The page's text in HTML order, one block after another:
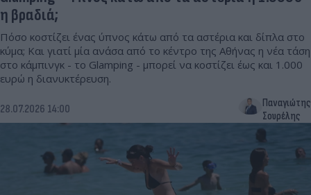
η βραδιά;
Πόσο κοστίζει ένας ύπνος κάτω από τα αστέρια και δίπλα στο
κύμα; Και γιατί μία ανάσα από το κέντρο της Αθήνας η νέα τάση
στο κάμπινγκ - το Glamping - μπορεί να κοστίζει έως και 1.000
ευρώ η διανυκτέρευση.
28.07.2026 14:00
Παναγιώτης
Σουρέλης